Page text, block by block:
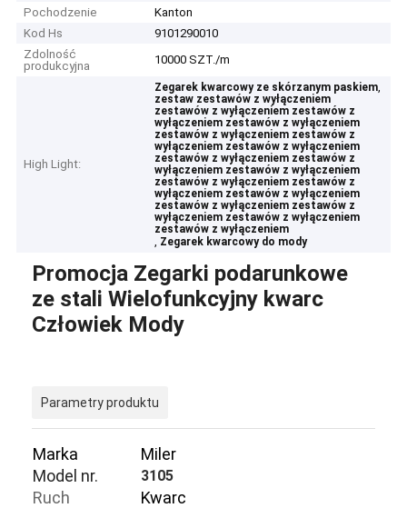
Pochodzenie
Kanton
Kod Hs
9101290010
Zdolność
produkcyjna
10000 SZT./m
High Light:
Zegarek kwarcowy ze skórzanym paskiem,
zestaw zestawów z wyłączeniem
zestawów z wyłączeniem zestawów z
wyłączeniem zestawów z wyłączeniem
zestawów z wyłączeniem zestawów z
wyłączeniem zestawów z wyłączeniem
zestawów z wyłączeniem zestawów z
wyłączeniem zestawów z wyłączeniem
zestawów z wyłączeniem zestawów z
wyłączeniem zestawów z wyłączeniem
zestawów z wyłączeniem zestawów z
wyłączeniem zestawów z wyłączeniem
zestawów z wyłączeniem
, Zegarek kwarcowy do mody
Promocja Zegarki podarunkowe
ze stali Wielofunkcyjny kwarc
Człowiek Mody
Parametry produktu
Marka
Miler
Model nr.
3105
Ruch
Kwarc